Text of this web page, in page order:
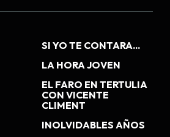
SI YO TE CONTARA...
LA HORA JOVEN
EL FARO EN TERTULIA
CON VICENTE
CLIMENT
INOLVIDABLES AÑOS